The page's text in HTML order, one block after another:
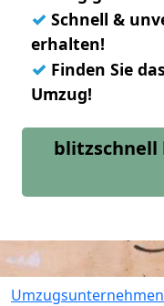
✓ Schnell &
erhalten!
✓ Finden Sie
Umzug!
blitzschnell